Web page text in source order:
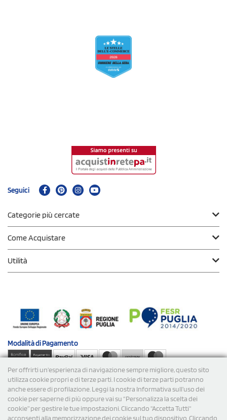
Per offrirti un'esperienza di navigazione sempre migliore, questo sito
utilizza cookie propri e di terze parti. I cookie di terze parti potranno
anche essere di profilazione. Leggi la nostra Informativa sull’uso dei
cookie per saperne di più oppure vai su “Personalizza la scelta dei
cookie” per gestire le tue impostazioni. Cliccando "Accetta Tutti"
acconsenti alla memorizzazione dei cookie sul tuo dispositivo. Cliccando
Seguici
Categorie più cercate
Come Acquistare
Utilità
Modalità diPagamento
Spedizioni